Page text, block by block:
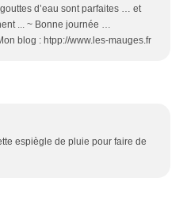
d’eau sont parfaites … et
... ~ Bonne journée …
blog : htpp://www.les-mauges.fr
espiègle de pluie pour faire de